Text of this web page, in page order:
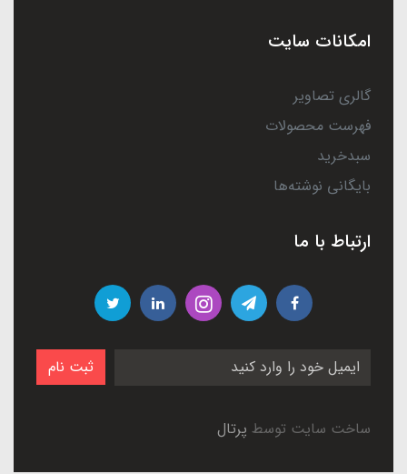
امکانات سایت
گالری تصاویر
فهرست محصولات
سبدخرید
بایگانی نوشته‌ها
ارتباط با ما
ثبت نام
ساخت سایت توسط پرتال